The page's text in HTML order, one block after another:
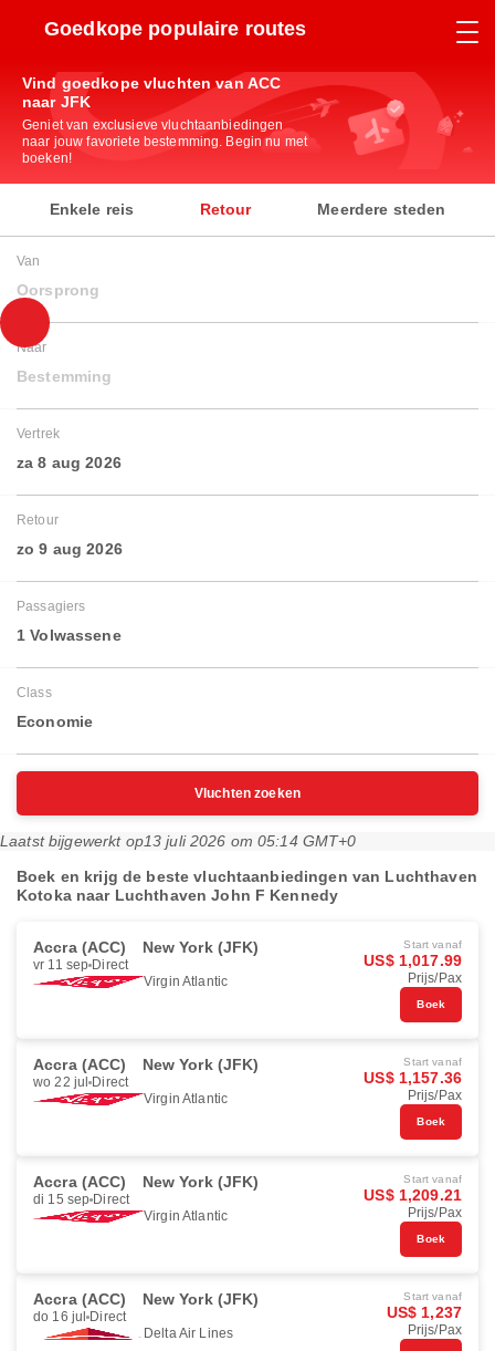
Goedkope populaire routes
Vind goedkope vluchten van ACC
naar JFK
Geniet van exclusieve vluchtaanbiedingen
naar jouw favoriete bestemming. Begin nu met
boeken!
Enkele reis Retour Meerdere steden
Van
Oorsprong
Naar
Bestemming
Vertrek
za 8 aug 2026
Retour
zo 9 aug 2026
Passagiers
1 Volwassene
Class
Economie
Vluchten zoeken
Laatst bijgewerkt op13 juli 2026 om 05:14 GMT+0
Boek en krijg de beste vluchtaanbiedingen van Luchthaven
Kotoka naar Luchthaven John F Kennedy
Accra (ACC) New York (JFK)
vr 11 sep Direct
Virgin Atlantic
Start vanaf
US$ 1,017.99
Prijs/Pax
Boek
Accra (ACC) New York (JFK)
wo 22 jul Direct
Virgin Atlantic
Start vanaf
US$ 1,157.36
Prijs/Pax
Boek
Accra (ACC) New York (JFK)
di 15 sep Direct
Virgin Atlantic
Start vanaf
US$ 1,209.21
Prijs/Pax
Boek
Accra (ACC) New York (JFK)
do 16 jul Direct
Delta Air Lines
Start vanaf
US$ 1,237
Prijs/Pax